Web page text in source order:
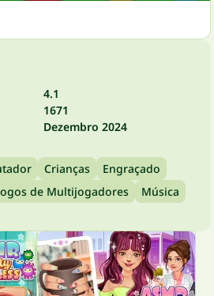
4.1
1671
Dezembro 2024
Crianças
Engraçado
de Multijogadores Música